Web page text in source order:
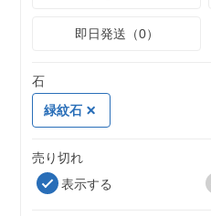
即日発送（0）
石
緑紋石
売り切れ
表示する